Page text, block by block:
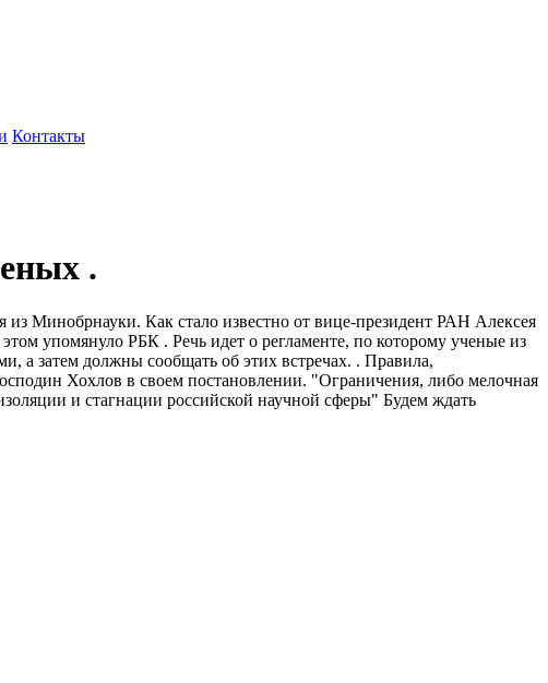
Контакты
.
из Минобрнауки. Как стало известно от вице-президент РАН Алексея
упомянуло РБК . Речь идет о регламенте, по которому ученые из
а затем должны сообщать об этих встречах. . Правила,
Хохлов в своем постановлении. "Ограничения, либо мелочная
и стагнации российской научной сферы" Будем ждать